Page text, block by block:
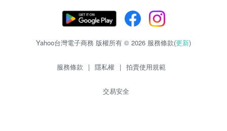
Yahoo台灣電子商務 版權所有 © 2026 服務條款(更新)
服務條款 | 隱私權 | 拍賣使用規範
交易安全